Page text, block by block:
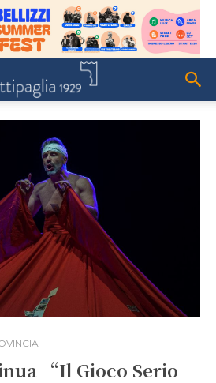
“Il Gioco Serio